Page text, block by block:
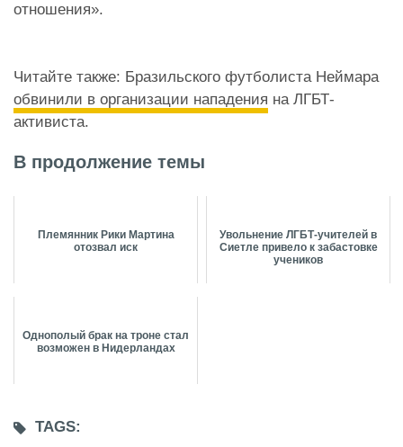
отношения».
Читайте также: Бразильского футболиста Неймара
обвинили в организации нападения на ЛГБТ-
активиста.
В продолжение темы
Племянник Рики Мартина
отозвал иск
Увольнение ЛГБТ-учителей в
Сиетле привело к забастовке
учеников
Однополый брак на троне стал
возможен в Нидерландах
TAGS: